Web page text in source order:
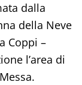
dalla
della Neve
Coppi –
l’area di